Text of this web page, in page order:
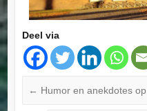
Deel via
← Humor en anekdotes